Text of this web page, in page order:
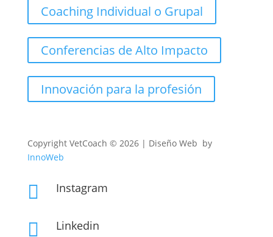
Coaching Individual o Grupal
Conferencias de Alto Impacto
Innovación para la profesión
CopyrightVetCoach © 2026 | Diseño Web by
InnoWeb
 Instagram
 Linkedin